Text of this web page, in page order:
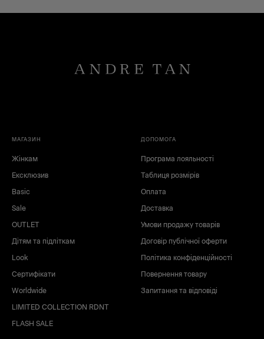
МАГАЗИН
Жінкам
Ексклюзив
Basic
Sale
OUTLET
Дітям та підліткам
Look
Сертифікати
Worldwide
LIMITED COLLECTION RDNT
FLASH SALE
ДОПОМОГА
Програма лояльності
Таблиця розмірів
Оплата
Доставка
Умови продажу товарів
Договір публічної оферти
Політика конфіденційності
Повернення товару
Запитання та відповіді